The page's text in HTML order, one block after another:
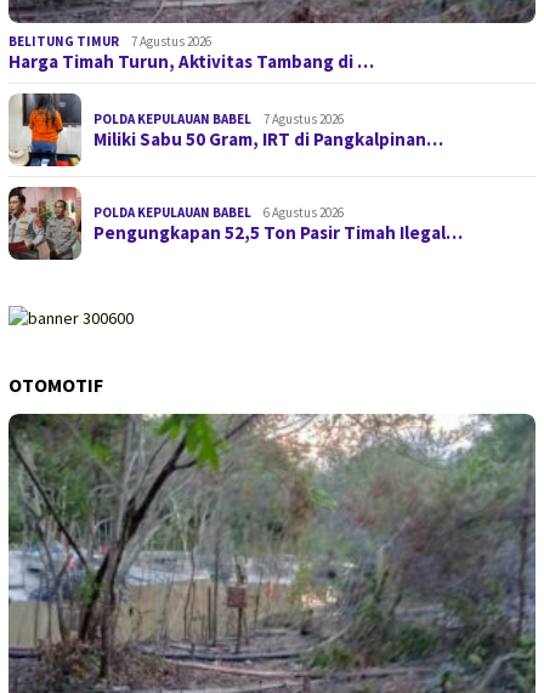
BELITUNG TIMUR 7 Agustus 2026
Harga Timah Turun, Aktivitas Tambang di …
POLDA KEPULAUAN BABEL 7 Agustus 2026
Miliki Sabu 50 Gram, IRT di Pangkalpinan…
POLDA KEPULAUAN BABEL 6 Agustus 2026
Pengungkapan 52,5 Ton Pasir Timah Ilegal…
OTOMOTIF